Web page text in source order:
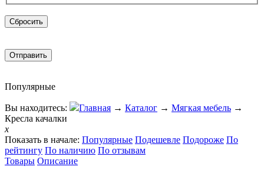
Популярные
Вы находитесь: Главная → Каталог → Мягкая мебель →
Кресла качалки
x
Показать в начале: Популярные Подешевле Подороже По
рейтингу По наличию По отзывам
Товары Описание